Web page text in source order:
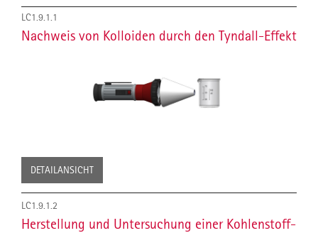
LC1.9.1.1
Nachweis von Kolloiden durch den Tyndall-Effekt
DETAILANSICHT
LC1.9.1.2
Herstellung und Untersuchung einer Kohlenstoff-